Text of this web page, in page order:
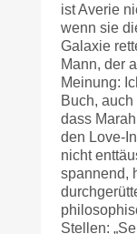
ist Averie
wenn sie
Galaxie
Mann, der
Meinung:
Buch,
dass
den Love-
nicht
spannend,
Stellen: